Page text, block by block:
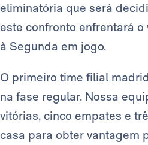
eliminatória que será
este confronto enfrentará
à Segunda em jogo.
O primeiro time filial
na fase regular. Nossa
vitórias, cinco empates e
casa para obter vantagem